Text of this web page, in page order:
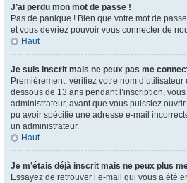
J’ai perdu mon mot de passe !
Pas de panique ! Bien que votre mot de
et vous devriez pouvoir vous connecter de
Haut
Je suis inscrit mais ne peux pas me
Premièrement, vérifiez votre nom
dessous de 13 ans pendant l’inscription,
administrateur, avant que vous puissiez
pu avoir spécifié une adresse e-mail
un administrateur.
Haut
Je m’étais déjà inscrit mais ne peux plus
Essayez de retrouver l’e-mail qui vous a été